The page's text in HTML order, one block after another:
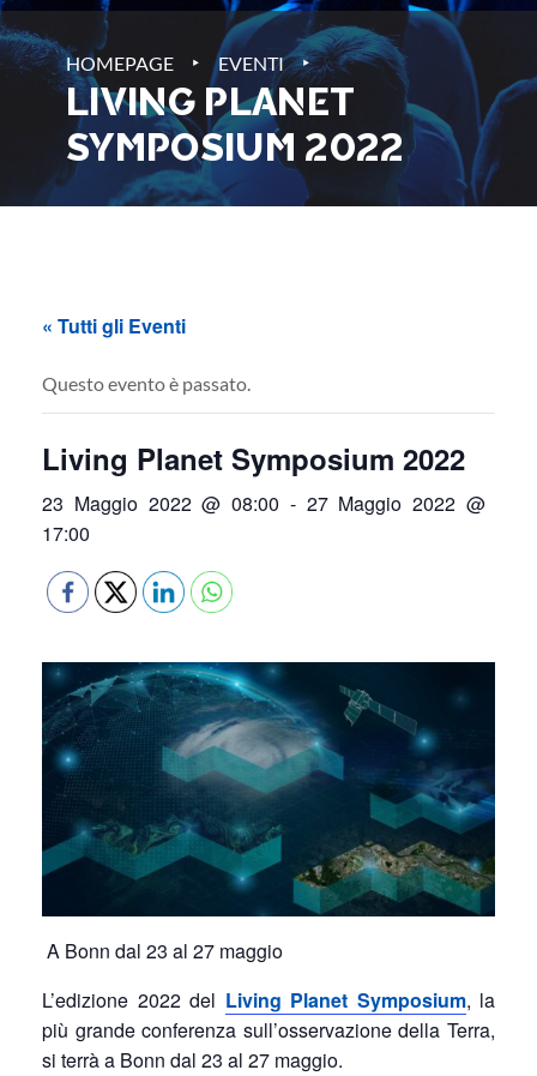
HOMEPAGE ‣ EVENTI ‣
LIVING PLANET
SYMPOSIUM 2022
« Tutti gli Eventi
Questo evento è passato.
Living Planet Symposium 2022
23 Maggio 2022 @ 08:00 - 27 Maggio 2022 @
17:00
A Bonn dal 23 al 27 maggio
L’edizione 2022 del Living Planet Symposium, la
più grande conferenza sull’osservazione della Terra,
si terrà a Bonn dal 23 al 27 maggio.